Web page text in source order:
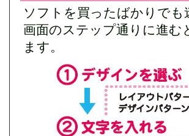
ソフトを買ったばかりで
画面のステップ通りに進む
ます。